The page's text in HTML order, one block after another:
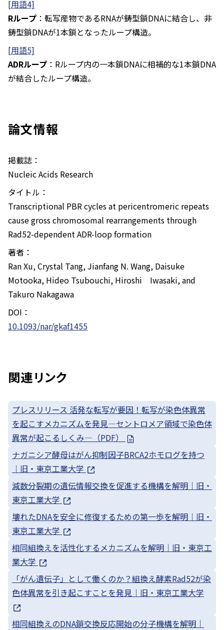
[用語4]
Rループ ：転写産物であるRNAが鋳型鎖DNAに結合し、非
鋳型鎖DNAが1本鎖となったループ構造。
[用語5]
ADRループ ：Rループ内の一本鎖DNAに相補的な1本鎖DNA
が結合したループ構造。
論文情報
掲載誌：
Nucleic Acids Research
タイトル：
Transcriptional PBR cycles at pericentromeric repeats
cause gross chromosomal rearrangements through
Rad52-dependent ADR-loop formation
著者：
Ran Xu, Crystal Tang, Jianfang N. Wang, Daisuke
Motooka, Hideo Tsubouchi, Hiroshi Iwasaki, and
Takuro Nakagawa
DOI：
10.1093/nar/gkaf1455
関連リンク
プレスリリース 活発な転写が要因！転写が染色体異常
を起こすメカニズムを発見—セントロメア領域で染色体
異常が起こるしくみ—（PDF）
ナガニシア酵母はがん抑制因子BRCA2ホモログを持つ
｜旧・東京工業大学
減数分裂期の遺伝情報交換を促進する機構を解明｜旧・
東京工業大学
壊れたDNAを安全に修復するための第一歩を解明｜旧・
東京工業大学
相同組換えを活性化するメカニズムを解明｜旧・東京工
業大学
「がん遺伝子」として働くのか？組換え酵素Rad52が染
色体異常を引き起こすことを発見｜旧・東京工業大学
相同組換えのDNA鎖交換反応開始の分子機構を解明｜